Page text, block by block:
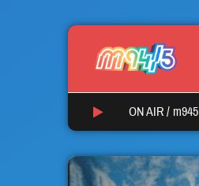
ON AIR / m945